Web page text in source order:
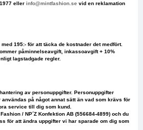
eller info@mintfashion.se vid en reklamation
195:- för att täcka de kostnader det medfört.
påminnelseavgift, inkassoavgift + 10%
lagstadgade regler.
av personuppgifter. Personuppgifter
på något annat sätt än vad som krävs för
service till dig som kund.
/ NP´Z Konfektion AB (556684-4899) och du
för att ändra uppgifter vi har sparade om dig som